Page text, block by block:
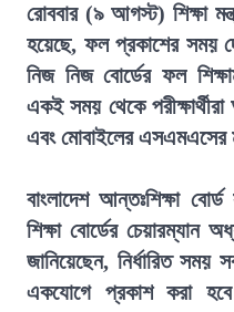
রোববার (৯ আগস্ট) শিক্ষা
হয়েছে, ফল প্রকাশের সময়
নিজ নিজ বোর্ডের ফল
একই সময় থেকে
এবং মোবাইলের এসএমএসের
বাংলাদেশ আন্তঃশিক্ষা
শিক্ষা বোর্ডের
জানিয়েছেন, নির্ধারিত সময়
একযোগে প্রকাশ করা